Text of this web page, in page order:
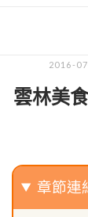
2016-
雲林美
章節連